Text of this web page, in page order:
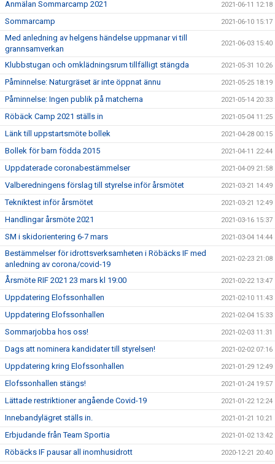
Anmälan Sommarcamp 2021 2021-06-11 12:18
Sommarcamp 2021-06-10 15:17
Med anledning av helgens händelse uppmanar vi till
grannsamverkan
2021-06-03 15:40
Klubbstugan och omklädningsrum tillfälligt stängda 2021-05-31 10:26
Påminnelse: Naturgräset är inte öppnat ännu 2021-05-25 18:19
Påminnelse: Ingen publik på matcherna 2021-05-14 20:33
Röbäck Camp 2021 ställs in 2021-05-04 11:25
Länk till uppstartsmöte bollek 2021-04-28 00:15
Bollek för barn födda 2015 2021-04-11 22:44
Uppdaterade coronabestämmelser 2021-04-09 21:58
Valberedningens förslag till styrelse inför årsmötet 2021-03-21 14:49
Tekniktest inför årsmötet 2021-03-21 12:49
Handlingar årsmöte 2021 2021-03-16 15:37
SM i skidorientering 6-7 mars 2021-03-04 14:44
Bestämmelser för idrottsverksamheten i Röbäcks IF med
anledning av corona/covid-19
2021-02-23 21:08
Årsmöte RIF 2021 23 mars kl 19:00 2021-02-22 13:47
Uppdatering Elofssonhallen 2021-02-10 11:43
Uppdatering Elofssonhallen 2021-02-04 15:33
Sommarjobba hos oss! 2021-02-03 11:31
Dags att nominera kandidater till styrelsen! 2021-02-02 07:16
Uppdatering kring Elofssonhallen 2021-01-29 12:49
Elofssonhallen stängs! 2021-01-24 19:57
Lättade restriktioner angående Covid-19 2021-01-22 12:24
Innebandylägret ställs in. 2021-01-21 10:21
Erbjudande från Team Sportia 2021-01-02 13:42
Röbäcks IF pausar all inomhusidrott 2020-12-21 20:40